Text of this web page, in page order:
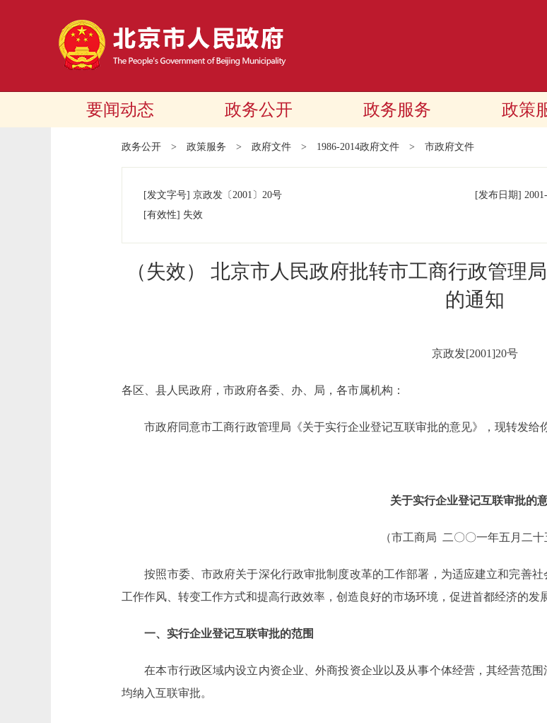
要闻动态 政务公开 政务服务 政策
政务公开 > 政策服务 > 政府文件 > 1986-2014政府文件 > 市政府文件
[发文字号] 京政发 〔2001〕 20号 [发布日期]
[有效性] 失效
（失效） 北京市人民政府批转市工商行政管理
的通知
京政发[2001]20号
各区、县人民政府，市政府各委、办、局，各市属机构：
市政府同意市工商行政管理局《关于实行企业登记互联审批的意见》，现转发给
关于实行企业登记互联审批的
（市工商局 二〇〇一年五月二十
按照市委、市政府关于深化行政审批制度改革的工作部署，为适应建立和完善社
工作作风、转变工作方式和提高行政效率，创造良好的市场环境，促进首都经济的发
一、实行企业登记互联审批的范围
在本市行政区域内设立内资企业、外商投资企业以及从事个体经营，其经营范围
均纳入互联审批。